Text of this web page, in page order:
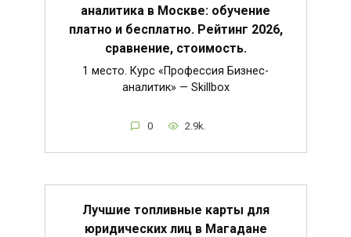
аналитика в Москве: обучение
платно и бесплатно. Рейтинг 2026,
сравнение, стоимость.
1 место. Курс «Профессия Бизнес-
аналитик» — Skillbox
0 2.9k.
Лучшие топливные карты для
юридических лиц в Магадане